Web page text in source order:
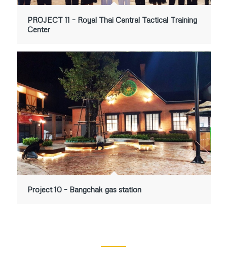
PROJECT 11 – Royal Thai Central Tactical Training
Center
Project 10 – Bangchak gas station